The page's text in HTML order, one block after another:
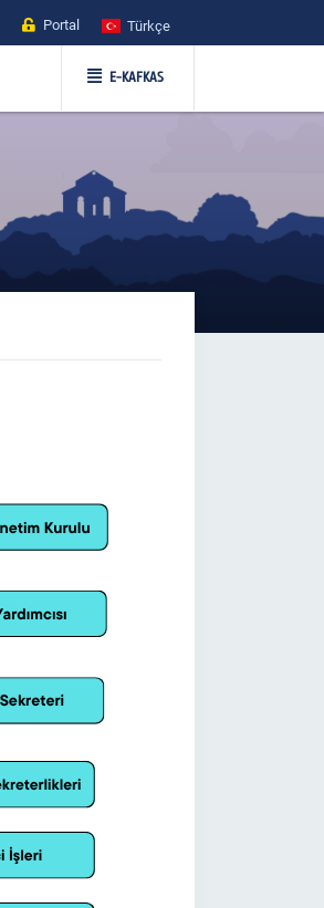
Portal Türkçe
E-KAFKAS